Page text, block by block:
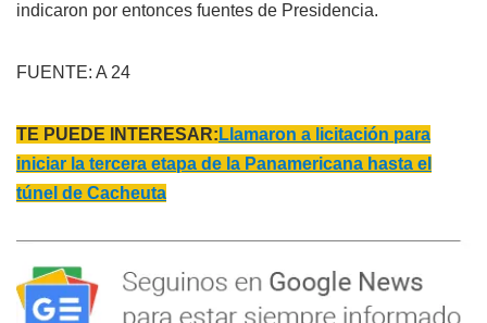
indicaron por entonces fuentes de Presidencia.
FUENTE: A 24
TE PUEDE INTERESAR: Llamaron a licitación para
iniciar la tercera etapa de la Panamericana hasta el
túnel de Cacheuta